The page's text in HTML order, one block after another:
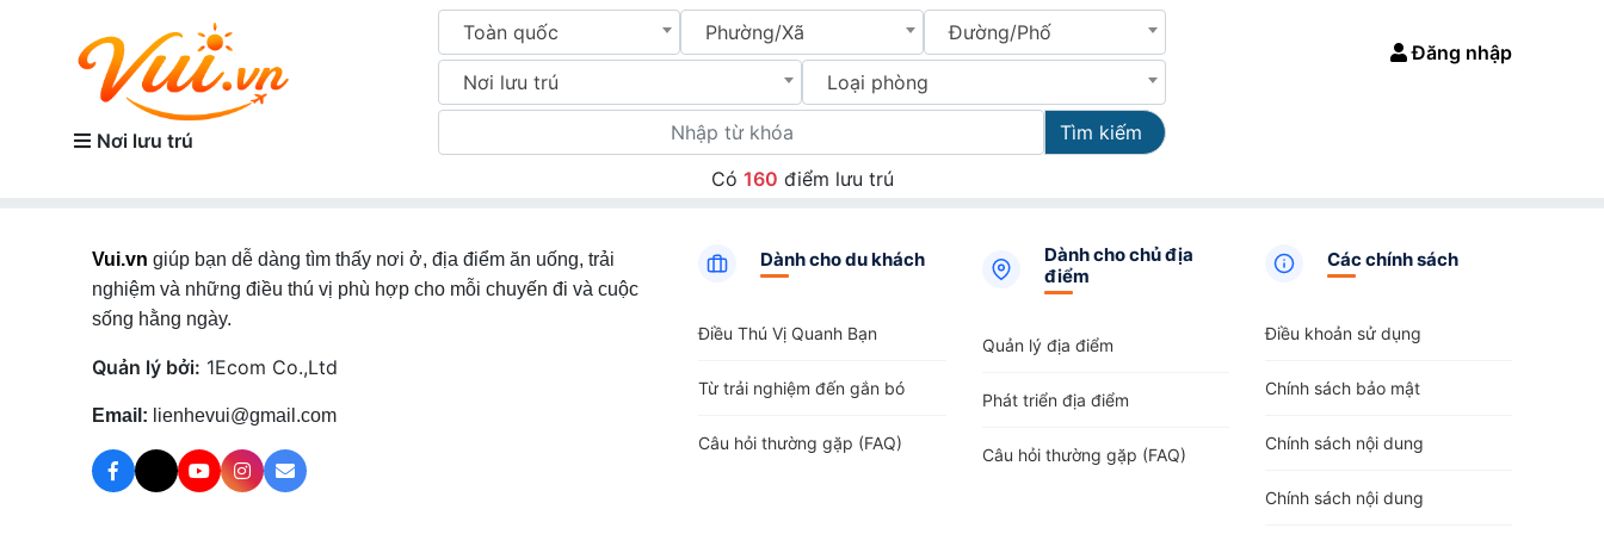
Nơi lưu trú
Toàn quốc Phường/Xã Đường/Phố
Nơi lưu trú Loại phòng
Tìm kiếm
Đăng nhập
Có 160 điểm lưu trú
Vui.vn giúp bạn dễ dàng tìm thấy nơi ở, địa điểm ăn uống, trải
nghiệm và những điều thú vị phù hợp cho mỗi chuyến đi và cuộc
sống hằng ngày.
Quản lý bởi: 1Ecom Co.,Ltd
Email: lienhevui@gmail.com
Dành cho du khách
Điều Thú Vị Quanh Bạn
Từ trải nghiệm đến gắn bó
Câu hỏi thường gặp (FAQ)
Dành cho chủ địa
điểm
Quản lý địa điểm
Phát triển địa điểm
Câu hỏi thường gặp (FAQ)
Các chính sách
Điều khoản sử dụng
Chính sách bảo mật
Chính sách nội dung
Chính sách nội dung